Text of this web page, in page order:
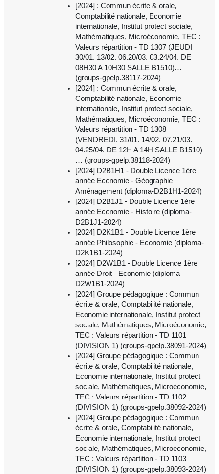
[2024] : Commun écrite & orale,
Comptabilité nationale, Economie
internationale, Institut protect sociale,
Mathématiques, Microéconomie, TEC :
Valeurs répartition - TD 1307 (JEUDI
30/01. 13/02. 06.20/03. 03.24/04. DE
08H30 A 10H30 SALLE B1510)…
(groups-gpelp.38117-2024)
[2024] : Commun écrite & orale,
Comptabilité nationale, Economie
internationale, Institut protect sociale,
Mathématiques, Microéconomie, TEC :
Valeurs répartition - TD 1308
(VENDREDI. 31/01. 14/02. 07.21/03.
04.25/04. DE 12H A 14H SALLE B1510)
… (groups-gpelp.38118-2024)
[2024] D2B1H1 - Double Licence 1ère
année Economie - Géographie
Aménagement (diploma-D2B1H1-2024)
[2024] D2B1J1 - Double Licence 1ère
année Economie - Histoire (diploma-
D2B1J1-2024)
[2024] D2K1B1 - Double Licence 1ère
année Philosophie - Economie (diploma-
D2K1B1-2024)
[2024] D2W1B1 - Double Licence 1ère
année Droit - Economie (diploma-
D2W1B1-2024)
[2024] Groupe pédagogique : Commun
écrite & orale, Comptabilité nationale,
Economie internationale, Institut protect
sociale, Mathématiques, Microéconomie,
TEC : Valeurs répartition - TD 1101
(DIVISION 1) (groups-gpelp.38091-2024)
[2024] Groupe pédagogique : Commun
écrite & orale, Comptabilité nationale,
Economie internationale, Institut protect
sociale, Mathématiques, Microéconomie,
TEC : Valeurs répartition - TD 1102
(DIVISION 1) (groups-gpelp.38092-2024)
[2024] Groupe pédagogique : Commun
écrite & orale, Comptabilité nationale,
Economie internationale, Institut protect
sociale, Mathématiques, Microéconomie,
TEC : Valeurs répartition - TD 1103
(DIVISION 1) (groups-gpelp.38093-2024)